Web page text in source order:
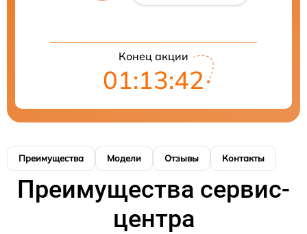
Конец акции
01:13:42
Преимущества Модели Отзывы Контакты
Преимущества сервис-
центра